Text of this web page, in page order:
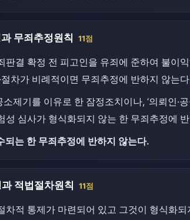
무죄추정원칙 11점
판결 확정 전 피고인을 유죄에 준하여 불이
차가 비례적이면 무죄추정에 반하지 않는
제기를 이유로 한 잠정조치이나, ‘의뢰인·
성 심사가 형식화되지 않는 한 무죄추정에
되는 한 무죄추정에 반하지 않는다.
적법절차원칙 11점
차적 통제가 마련되어 있고 그것이 형식화